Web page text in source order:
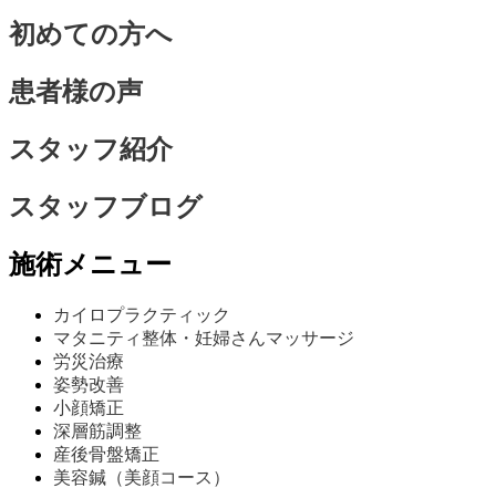
初めての方へ
患者様の声
スタッフ紹介
スタッフブログ
施術メニュー
カイロプラクティック
マタニティ整体・妊婦さんマッサージ
労災治療
姿勢改善
小顔矯正
深層筋調整
産後骨盤矯正
美容鍼（美顔コース）